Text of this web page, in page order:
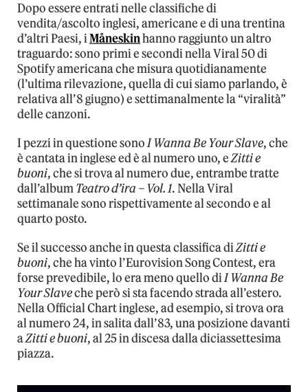
Dopo essere entrati nelle classifiche di
vendita/ascolto inglesi, americane e di una trentina
d’altri Paesi, iMåneskinhanno raggiunto un altro
traguardo: sono primi e secondi nella Viral 50 di
Spotify americana che misura quotidianamente
(l’ultima rilevazione, quella di cui siamo parlando, è
relativa all’8 giugno) e settimanalmente la “viralità”
delle canzoni.
I pezzi in questione sonoI Wanna Be Your Slave, che
è cantata in inglese ed è al numero uno, eZitti e
buoni, che si trova al numero due, entrambe tratte
dall’albumTeatro d’ira – Vol. 1. Nella Viral
settimanale sono rispettivamente al secondo e al
quarto posto.
Se il successo anche in questa classifica diZitti e
buoni, che ha vinto l’Eurovision Song Contest, era
forse prevedibile, lo era meno quello diI Wanna Be
Your Slaveche però si sta facendo strada all’estero.
Nella Official Chart inglese, ad esempio, si trova ora
al numero 24, in salita dall’83, una posizione davanti
aZitti e buoni, al 25 in discesa dalla diciassettesima
piazza.